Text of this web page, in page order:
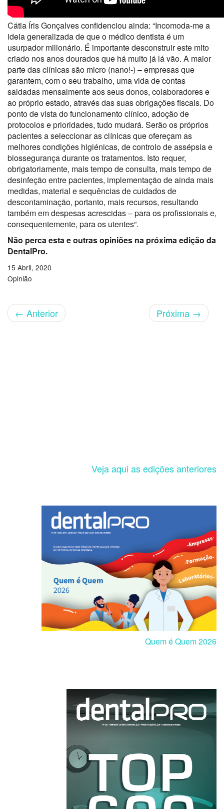
Cátia Íris Gonçalves confidenciou ainda: “Incomoda-me a
ideia generalizada de que o médico dentista é um
usurpador milionário. É importante desconstruir este mito
criado nos anos dourados que há muito já lá vão. A maior
parte das clínicas são micro (nano!-) – empresas que
garantem, com o seu trabalho, uma vida de contas
saldadas mensalmente aos seus donos, colaboradores e
ao próprio estado, através das suas obrigações fiscais. Do
ponto de vista do funcionamento clínico, adoção de
protocolos e prioridades, tudo mudará. Serão os próprios
pacientes a seleccionar as clínicas que ofereçam as
melhores condições higiénicas, de controlo de assépsia e
biossegurança durante os tratamentos. Isto requer,
obrigatoriamente, mais tempo de consulta, mais tempo de
desinfeção entre pacientes, implementação de ainda mais
medidas, material e sequências de cuidados de
descontaminação, portanto, mais recursos, resultando
também em despesas acrescidas – para os profissionais e,
consequentemente, para os utentes”.
Não perca esta e outras opiniões na próxima edição da
DentalPro.
15 Abril, 2020
Opinião
← Anterior Próxima →
Veja aqui as edições anteriores
Quem é Quem 2026